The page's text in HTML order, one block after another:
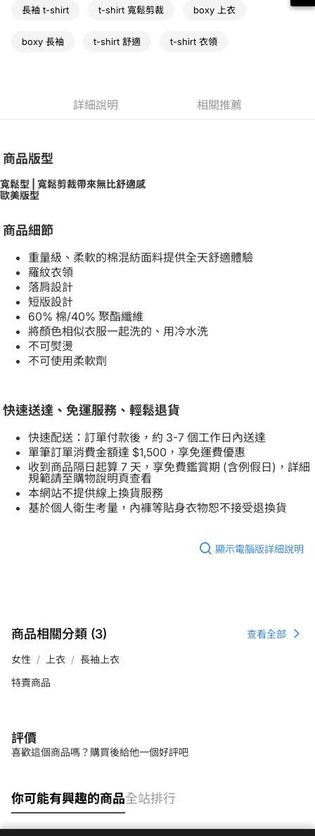
長袖 t-shirt t-shirt 寬鬆剪裁 boxy 上衣
boxy 長袖 t-shirt 舒適 t-shirt 衣領
詳細說明 相關推薦
商品版型
寬鬆型 | 寬鬆剪裁帶來無比舒適感
歐美版型
商品細節
重量級、柔軟的棉混紡面料提供全天舒適體驗
羅紋衣領
落肩設計
短版設計
60% 棉/40% 聚酯纖維
將顏色相似衣服一起洗的、用冷水洗
不可熨燙
不可使用柔軟劑
快速送達、免運服務、輕鬆退貨
快速配送：訂單付款後，約 3-7 個工作日內送達
單筆訂單消費金額達 $1,500，享免運費優惠
收到商品隔日起算 7 天，享免費鑑賞期 (含例假日)，詳細
規範請至購物說明頁查看
本網站不提供線上換貨服務
基於個人衛生考量，內褲等貼身衣物恕不接受退換貨
顯示電腦版詳細說明
商品相關分類 (3) 查看全部
女性 上衣
長袖上衣
特賣商品
評價
喜歡這個商品嗎？購買後給他一個好評吧
你可能有興趣的商品全站排行